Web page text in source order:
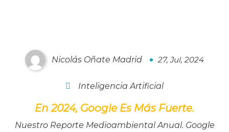
0
Nicolás Oñate Madrid 27, Jul, 2024
Inteligencia Artificial
En 2024, Google Es Más Fuerte.
Nuestro Reporte Medioambiental Anual. Google